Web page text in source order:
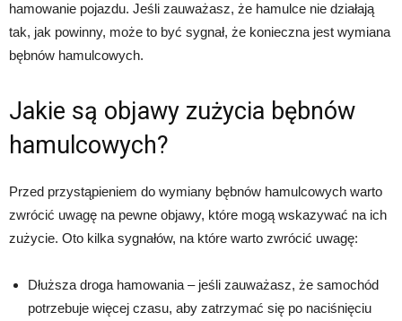
hamowanie pojazdu. Jeśli zauważasz, że hamulce nie działają
tak, jak powinny, może to być sygnał, że konieczna jest wymiana
bębnów hamulcowych.
Jakie są objawy zużycia bębnów
hamulcowych?
Przed przystąpieniem do wymiany bębnów hamulcowych warto
zwrócić uwagę na pewne objawy, które mogą wskazywać na ich
zużycie. Oto kilka sygnałów, na które warto zwrócić uwagę:
Dłuższa droga hamowania – jeśli zauważasz, że samochód
potrzebuje więcej czasu, aby zatrzymać się po naciśnięciu